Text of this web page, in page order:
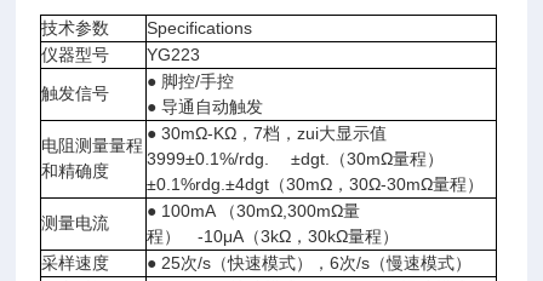
技术参数
Specifications
仪器型号
YG223
触发信号
● 脚控/手控
● 导通自动触发
电阻测量量程
和精确度
● 30mΩ-KΩ，7档，zui大显示值
3999±0.1%/rdg. ±dgt.（30mΩ量程）
±0.1%rdg.±4dgt（30mΩ，30Ω-30mΩ量程）
测量电流
● 100mA （30mΩ,300mΩ量
程） -10μA（3kΩ，30kΩ量程）
采样速度
● 25次/s（快速模式），6次/s（慢速模式）